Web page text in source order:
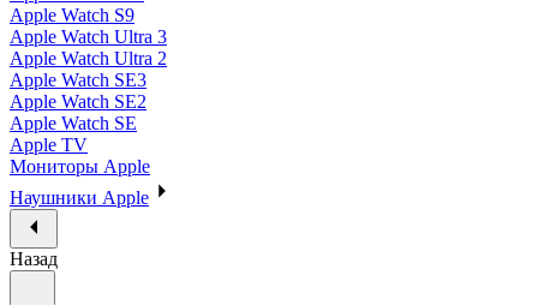
Apple Watch S9
Apple Watch Ultra 3
Apple Watch Ultra 2
Apple Watch SE3
Apple Watch SE2
Apple Watch SE
Apple TV
Мониторы Apple
Наушники Apple
Назад